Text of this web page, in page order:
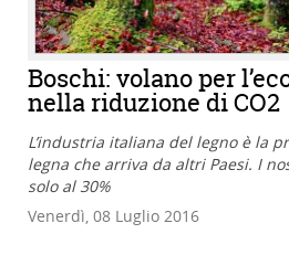
Boschi: volano per
nella riduzione di CO2
L’industria italiana del legno è la
legna che arriva da altri Paesi. I
solo al 30%
Venerdì, 08 Luglio 2016